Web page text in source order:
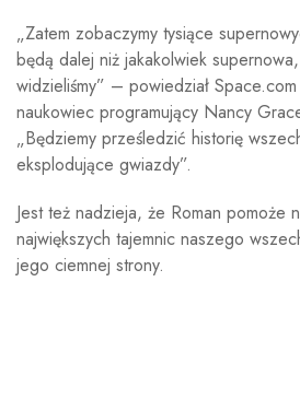
„Zatem zobaczymy tysiące
będą dalej niż jakakolwiek
widzieliśmy” – powiedział
naukowiec programujący Nancy
„Będziemy prześledzić historię
eksplodujące gwiazdy”.
Jest też nadzieja, że ​​Roman pomoże
największych tajemnic naszego
jego ciemnej strony.